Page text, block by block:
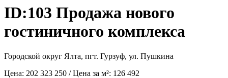
ID:103 Продажа нового
гостиничного комплекса
Городской округ Ялта, пгт. Гурзуф, ул. Пушкина
Цена: 202 323 250 / Цена за м²: 126 492